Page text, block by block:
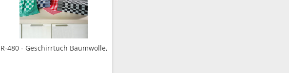
R-480 - Geschirrtuch Baumwolle,